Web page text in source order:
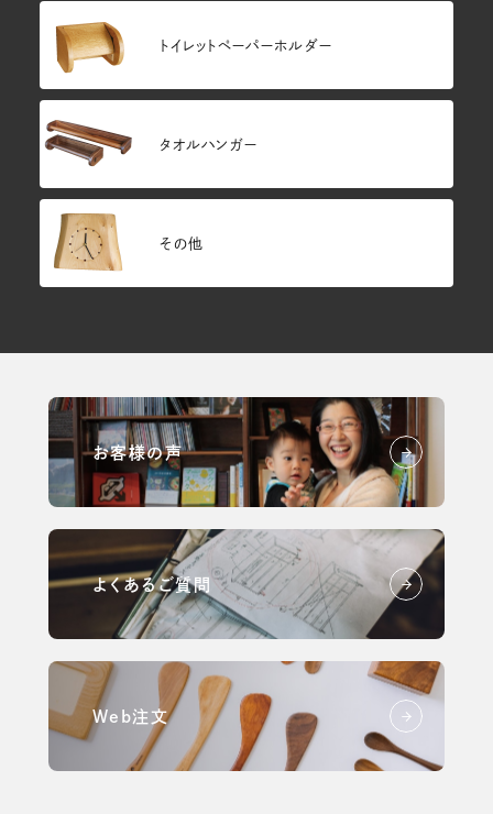
トイレットペーパーホルダー
タオルハンガー
その他
お客様の声
よくあるご質問
Web注文